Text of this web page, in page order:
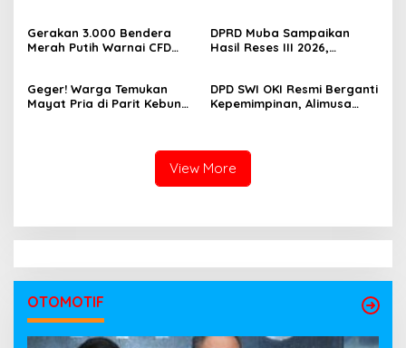
Jurnalis Muda Berdaya
Saing
Gerakan 3.000 Bendera
Merah Putih Warnai CFD
Semangat Persatuan
DPRD Muba Sampaikan
Hasil Reses III 2026,
Geger! Warga Temukan
Mayat Pria di Parit Kebun
DPD SWI OKI Resmi Berganti
Kepemimpinan, Alimusa
View More
OTOMOTIF